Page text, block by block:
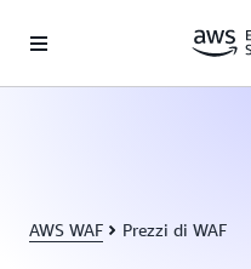
AWS WAF Prezzi di WAF